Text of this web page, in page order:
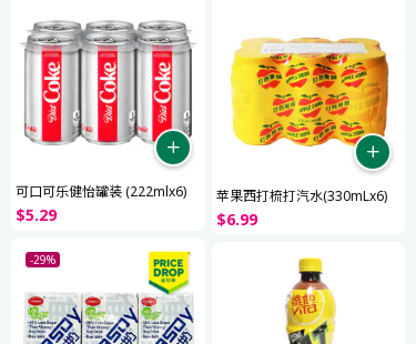
可口可乐健怡罐装 (222mlx6)
$5.29
苹果西打梳打汽水(330mLx6)
$6.99
-29%